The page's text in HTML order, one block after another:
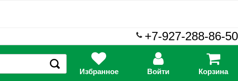
+7-927-288-86-50
Избранное Войти Корзина